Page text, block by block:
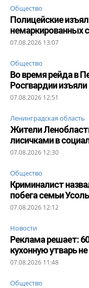
Общество
Полицейские
немаркированных
07.08.2026 13:07
Общество
Во время рейда в
Росгвардии
07.08.2026 12:51
Ленинградская область
Жители
лисичками в
07.08.2026 12:30
Общество
Криминалист
побега семьи
07.08.2026 12:12
Новости
Реклама решает:
кухонную утварь
07.08.2026 11:48
Общество